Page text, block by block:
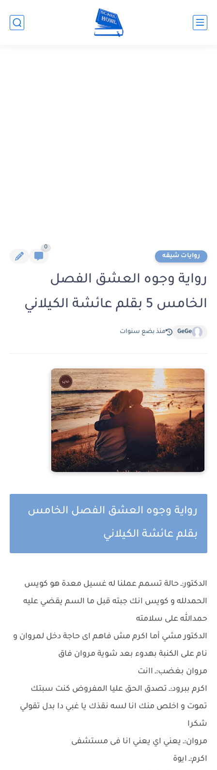
روايات شيقه
0
رواية وجوه العشق الفصل
الخامس 5 بقلم عائشة الكيلاني
GeGe منذ بضع سنوات
رواية وجوه العشق الفصل الخامس
بقلم عائشة الكيلاني
الدكتور:ـ حالة تسمم عملنا له غسيل معدة هو كويس
الحمدلله و كويس انك جبته قبل ما السم يقضي عليه
حمدالله على سلامته
الدكتور مشي أما اكرم مش فاهم اى حاجة دخل لمروان و
نام على الكنبة بهدوء بعد شوية مروان فاق
مروان بغضب:ـ اانت
اكرم ببرود:ـ تصدق الحق عليا المفروض كنت سبتك
تموت و اخلص منك انا لسه نقذك يا غبي دا بدل تقولي
شكرا
مروان:ـ يعني اي يعني انا فى مستشفى
اكرم:ـ ايوة